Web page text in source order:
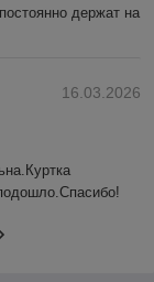
держат на
16.03.2026